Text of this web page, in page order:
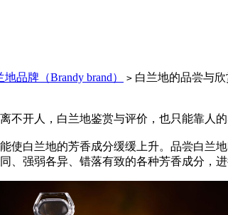
地品牌（Brandy brand） > 白兰地的品尝与欣
开人，白兰地鉴赏与评价，也只能靠人的
兰地的芳香成分缓缓上升。品尝白兰地
强弱各异、错落有致的各种芳香成分，进